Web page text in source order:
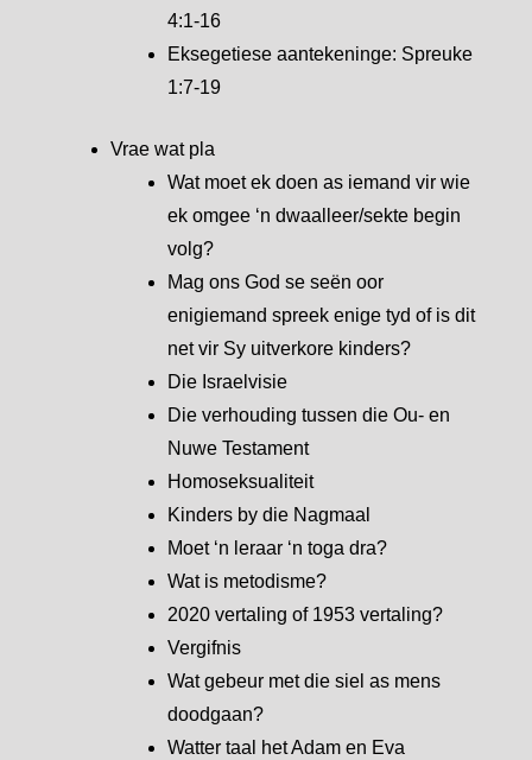
4:1-16
Eksegetiese aantekeninge: Spreuke
1:7-19
Vrae wat pla
Wat moet ek doen as iemand vir wie
ek omgee ‘n dwaalleer/sekte begin
volg?
Mag ons God se seën oor
enigiemand spreek enige tyd of is dit
net vir Sy uitverkore kinders?
Die Israelvisie
Die verhouding tussen die Ou- en
Nuwe Testament
Homoseksualiteit
Kinders by die Nagmaal
Moet ‘n leraar ‘n toga dra?
Wat is metodisme?
2020 vertaling of 1953 vertaling?
Vergifnis
Wat gebeur met die siel as mens
doodgaan?
Watter taal het Adam en Eva